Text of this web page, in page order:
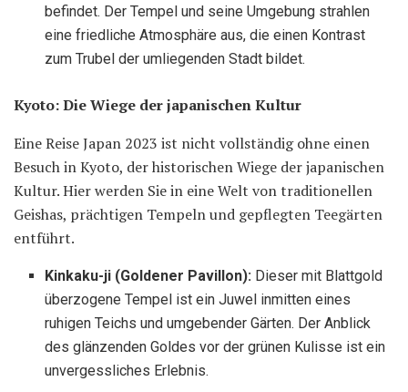
befindet. Der Tempel und seine Umgebung strahlen
eine friedliche Atmosphäre aus, die einen Kontrast
zum Trubel der umliegenden Stadt bildet.
Kyoto: Die Wiege der japanischen Kultur
Eine Reise Japan 2023 ist nicht vollständig ohne einen
Besuch in Kyoto, der historischen Wiege der japanischen
Kultur. Hier werden Sie in eine Welt von traditionellen
Geishas, prächtigen Tempeln und gepflegten Teegärten
entführt.
Kinkaku-ji (Goldener Pavillon): Dieser mit Blattgold
überzogene Tempel ist ein Juwel inmitten eines
ruhigen Teichs und umgebender Gärten. Der Anblick
des glänzenden Goldes vor der grünen Kulisse ist ein
unvergessliches Erlebnis.